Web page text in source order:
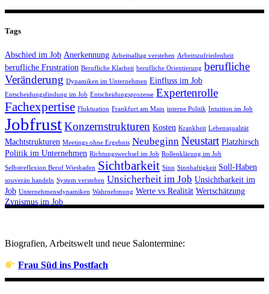
Tags
Abschied im Job Anerkennung Arbeitsalltag verstehen Arbeitszufriedenheit
berufliche Frustration Berufliche Klarheit berufliche Orientierung berufliche
Veränderung Dynamiken im Unternehmen Einfluss im Job
Entscheidungsfindung im Job Entscheidungsprozesse Expertenrolle
Fachexpertise Fluktuation Frankfurt am Main interne Politik Intuition im Job
JobfrustKonzernstrukturen Kosten Krankheit Lebensqualität
Machtstrukturen Meetings ohne Ergebnis Neubeginn Neustart Platzhirsch
Politik im Unternehmen Richtungswechsel im Job Rollenklärung im Job
Selbstreflexion Beruf Wiesbaden Sichtbarkeit Sinn Sinnhaftigkeit Soll-Haben
souverän handeln System verstehen Unsicherheit im Job Unsichtbarkeit im
Job Unternehmensdynamiken Wahrnehmung Werte vs Realität Wertschätzung
Zynismus im Job
Biografien, Arbeitswelt und neue Salontermine:
Frau Süd ins Postfach